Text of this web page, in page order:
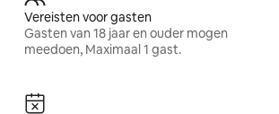
Vereisten voor gasten
Gasten van 18 jaar en ouder mogen
meedoen, Maximaal 1 gast.